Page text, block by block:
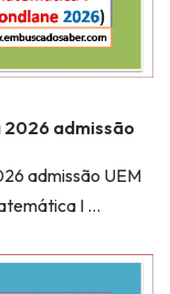
admissão
admissão UEM
I …